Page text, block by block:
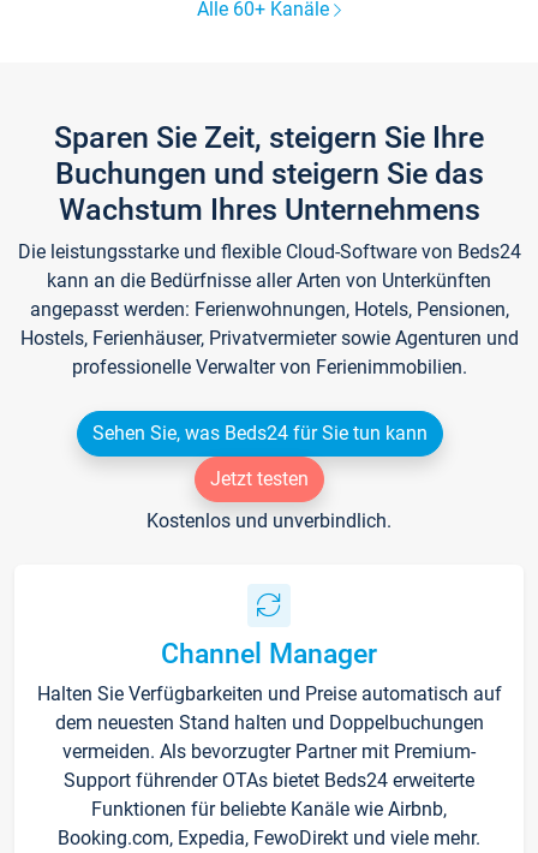
Alle 60+ Kanäle
Sparen Sie Zeit, steigern Sie Ihre
Buchungen und steigern Sie das
Wachstum Ihres Unternehmens
Die leistungsstarke und flexible Cloud-Software von Beds24
kann an die Bedürfnisse aller Arten von Unterkünften
angepasst werden: Ferienwohnungen, Hotels, Pensionen,
Hostels, Ferienhäuser, Privatvermieter sowie Agenturen und
professionelle Verwalter von Ferienimmobilien.
Sehen Sie, was Beds24 für Sie tun kann
Jetzt testen
Kostenlos und unverbindlich.
Channel Manager
Halten Sie Verfügbarkeiten und Preise automatisch auf
dem neuesten Stand halten und Doppelbuchungen
vermeiden. Als bevorzugter Partner mit Premium-
Support führender OTAs bietet Beds24 erweiterte
Funktionen für beliebte Kanäle wie Airbnb,
Booking.com, Expedia, FewoDirekt und viele mehr.